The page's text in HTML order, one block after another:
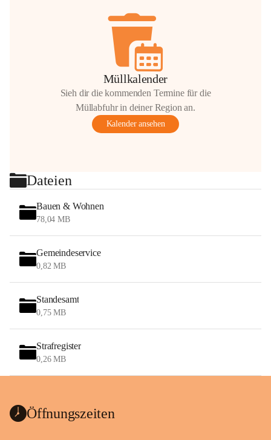
Müllkalender
Sieh dir die kommenden Termine für die
Müllabfuhr in deiner Region an.
Kalender ansehen
Dateien
Bauen & Wohnen
78,04 MB
Gemeindeservice
0,82 MB
Standesamt
0,75 MB
Strafregister
0,26 MB
Öffnungszeiten